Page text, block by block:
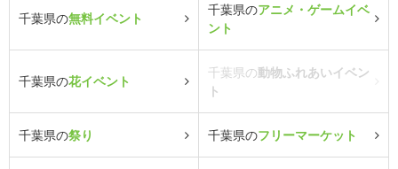
千葉県の無料イベント
千葉県のアニメ・ゲームイベ
ント
千葉県の花イベント
千葉県の動物ふれあいイベン
ト
千葉県の祭り 千葉県のフリーマーケット